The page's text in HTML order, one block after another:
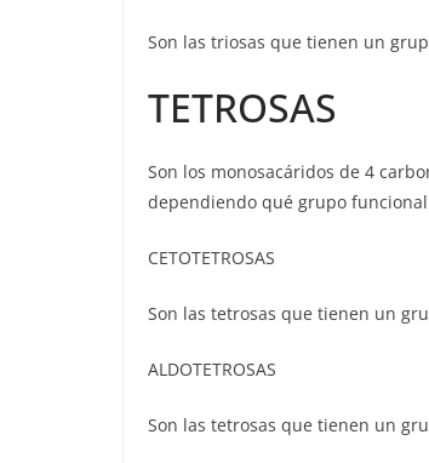
Son las triosas que tienen un
TETROSAS
Son los monosacáridos de 4
dependiendo qué grupo
CETOTETROSAS
Son las tetrosas que tienen un
ALDOTETROSAS
Son las tetrosas que tienen un